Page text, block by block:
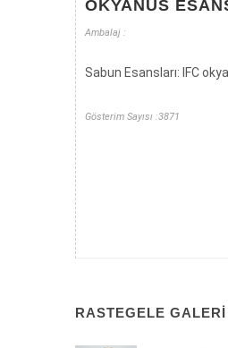
OKYANUS
Ambalaj :
Sabun Esansları: IFC
Gösterim Sayısı :3871
RASTEGELE GALERI